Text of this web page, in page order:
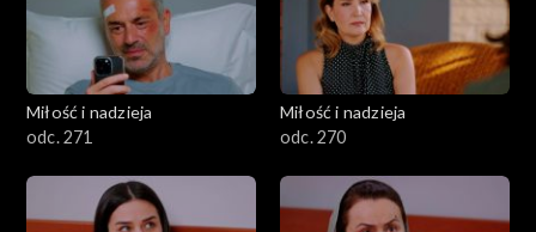
Miłość i nadzieja
odc. 271
Miłość i nadzieja
odc. 270